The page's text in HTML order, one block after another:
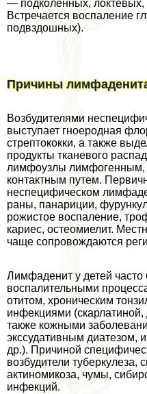
— подколенных,
Встречается воспаление
подвздошных).
Причины
Возбудителями
выступает гноеродная
стрептококки, а также
продукты тканевого
лимфоузлы лимфогенным,
контактным путем.
неспецифическом
раны, панариции,
рожистое воспаление,
кариес, остеомиелит.
чаще сопровождаются
Лимфаденит у детей часто
воспалительными
отитом, хроническим
инфекциями
также кожными
экссудативным диатезом,
др.). Причиной
возбудители туберкулеза,
актиномикоза, чумы,
инфекций.